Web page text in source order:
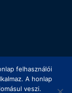
felhasználói
A honlap
veszi.